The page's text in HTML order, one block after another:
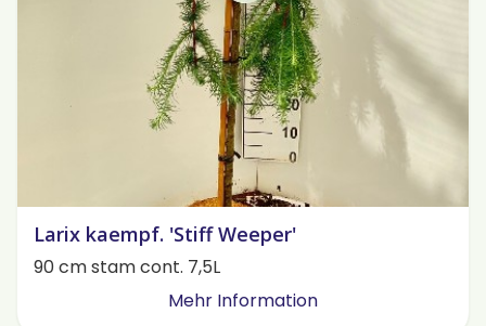
Larix kaempf. 'Stiff Weeper'
90 cm stam cont. 7,5L
Mehr Information